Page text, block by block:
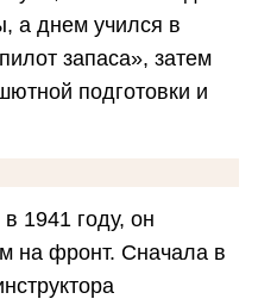
а днем учился в
запаса», затем
подготовки и
1941 году, он
на фронт. Сначала в